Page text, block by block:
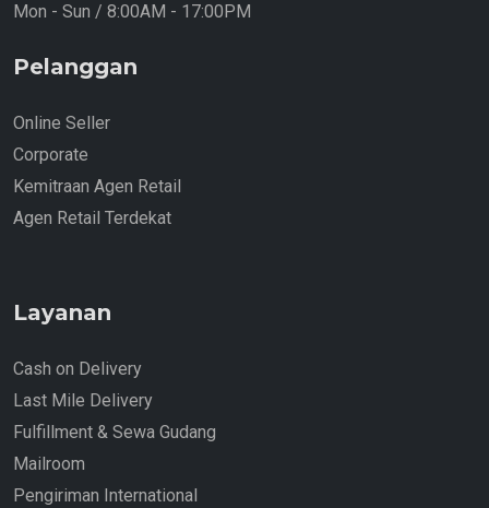
Mon - Sun / 8:00AM - 17:00PM
Pelanggan
Online Seller
Corporate
Kemitraan Agen Retail
Agen Retail Terdekat
Layanan
Cash on Delivery
Last Mile Delivery
Fulfillment & Sewa Gudang
Mailroom
Pengiriman International